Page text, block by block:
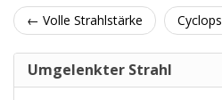
← Volle Strahlstärke Cyclops
Umgelenkter Strahl